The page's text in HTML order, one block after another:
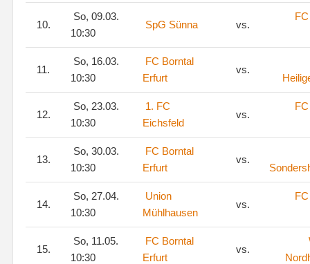
10.
So, 09.03.
10:30
SpG Sünna vs.
11.
So, 16.03.
10:30
FC Borntal
Erfurt
vs.
12.
So, 23.03.
10:30
1. FC
Eichsfeld
vs.
13.
So, 30.03.
10:30
FC Borntal
Erfurt
vs.
14.
So, 27.04.
10:30
Union
Mühlhausen
vs.
15.
So, 11.05.
10:30
FC Borntal
Erfurt
vs.